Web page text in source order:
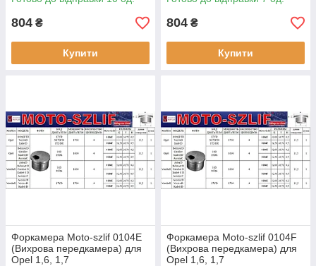
804 ₴
Купити
804 ₴
Купити
Форкамера Moto-szlif 0104E
(Вихрова передкамера) для
Opel 1,6, 1,7
Форкамера Moto-szlif 0104F
(Вихрова передкамера) для
Opel 1,6, 1,7